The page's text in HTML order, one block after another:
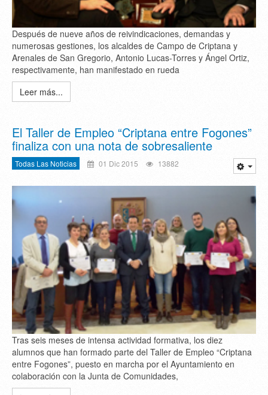
Después de nueve años de reivindicaciones, demandas y
numerosas gestiones, los alcaldes de Campo de Criptana y
Arenales de San Gregorio, Antonio Lucas-Torres y Ángel Ortiz,
respectivamente, han manifestado en rueda
Leer más...
El Taller de Empleo “Criptana entre Fogones”
finaliza con una nota de sobresaliente
Todas Las Noticias 01 Dic 2015 13882
Tras seis meses de intensa actividad formativa, los diez
alumnos que han formado parte del Taller de Empleo “Criptana
entre Fogones”, puesto en marcha por el Ayuntamiento en
colaboración con la Junta de Comunidades,